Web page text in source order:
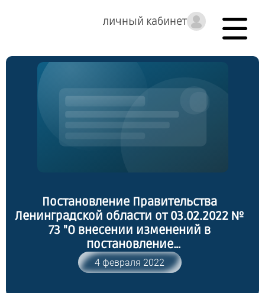
личный кабинет
Постановление Правительства
Ленинградской области от 03.02.2022 №
73 "О внесении изменений в
постановление
ПравительстваЛенинградской области
от 13 августа 2020 года № 573 "О мерах
4 февраля 2022